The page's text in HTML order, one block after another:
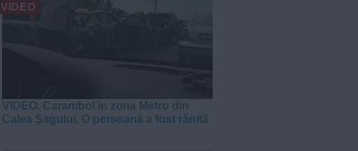
VIDEO
VIDEO. Carambol în zona Metro din
Calea Șagului. O persoană a fost rănită